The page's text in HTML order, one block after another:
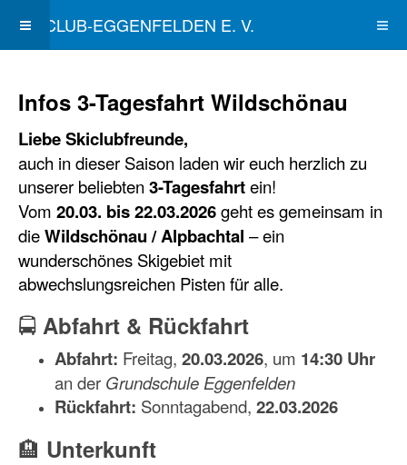
SKICLUB-EGGENFELDEN E. V.
Infos 3-Tagesfahrt Wildschönau
Liebe Skiclubfreunde,
auch in dieser Saison laden wir euch herzlich zu
unserer beliebten 3-Tagesfahrtein!
Vom 20.03. bis 22.03.2026geht es gemeinsam in
dieWildschönau / Alpbachtal – ein
wunderschönes Skigebiet mit
abwechslungsreichen Pisten für alle.
🚍 Abfahrt & Rückfahrt
Abfahrt: Freitag, 20.03.2026, um 14:30 Uhr
an der Grundschule Eggenfelden
Rückfahrt: Sonntagabend, 22.03.2026
🏨 Unterkunft